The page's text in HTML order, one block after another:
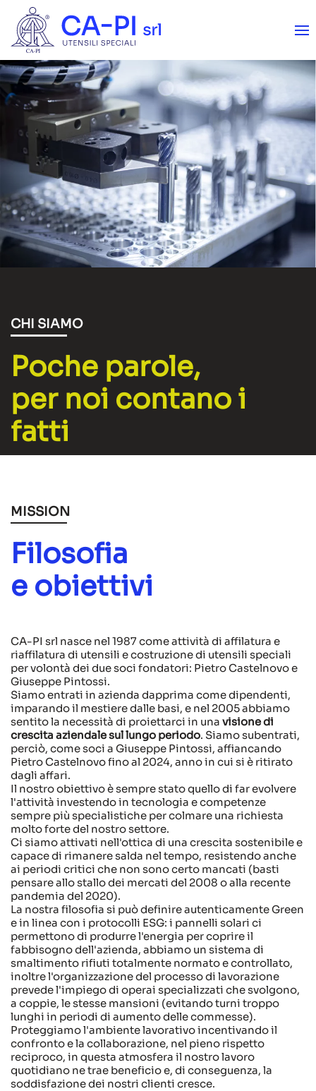
Skip to main content
CHI SIAMO
Poche parole,
per noi contano i
fatti
MISSION
Filosofia
e obiettivi
CA-PI srl nasce nel 1987 come attività di affilatura e
riaffilatura di utensili e costruzione di utensili speciali
per volontà dei due soci fondatori: Pietro Castelnovo e
Giuseppe Pintossi.
Siamo entrati in azienda dapprima come dipendenti,
imparando il mestiere dalle basi, e nel 2005 abbiamo
sentito la necessità di proiettarci in una visione di
crescita aziendale sul lungo periodo. Siamo subentrati,
perciò, come soci a Giuseppe Pintossi, affiancando
Pietro Castelnovo fino al 2024, anno in cui si è ritirato
dagli affari.
Il nostro obiettivo è sempre stato quello di far evolvere
l'attività investendo in tecnologia e competenze
sempre più specialistiche per colmare una richiesta
molto forte del nostro settore.
Ci siamo attivati nell'ottica di una crescita sostenibile e
capace di rimanere salda nel tempo, resistendo anche
ai periodi critici che non sono certo mancati (basti
pensare allo stallo dei mercati del 2008 o alla recente
pandemia del 2020).
La nostra filosofia si può definire autenticamente Green
e in linea con i protocolli ESG: i pannelli solari ci
permettono di produrre l'energia per coprire il
fabbisogno dell'azienda, abbiamo un sistema di
smaltimento rifiuti totalmente normato e controllato,
inoltre l'organizzazione del processo di lavorazione
prevede l'impiego di operai specializzati che svolgono,
a coppie, le stesse mansioni (evitando turni troppo
lunghi in periodi di aumento delle commesse).
Proteggiamo l'ambiente lavorativo incentivando il
confronto e la collaborazione, nel pieno rispetto
reciproco, in questa atmosfera il nostro lavoro
quotidiano ne trae beneficio e, di conseguenza, la
soddisfazione dei nostri clienti cresce.